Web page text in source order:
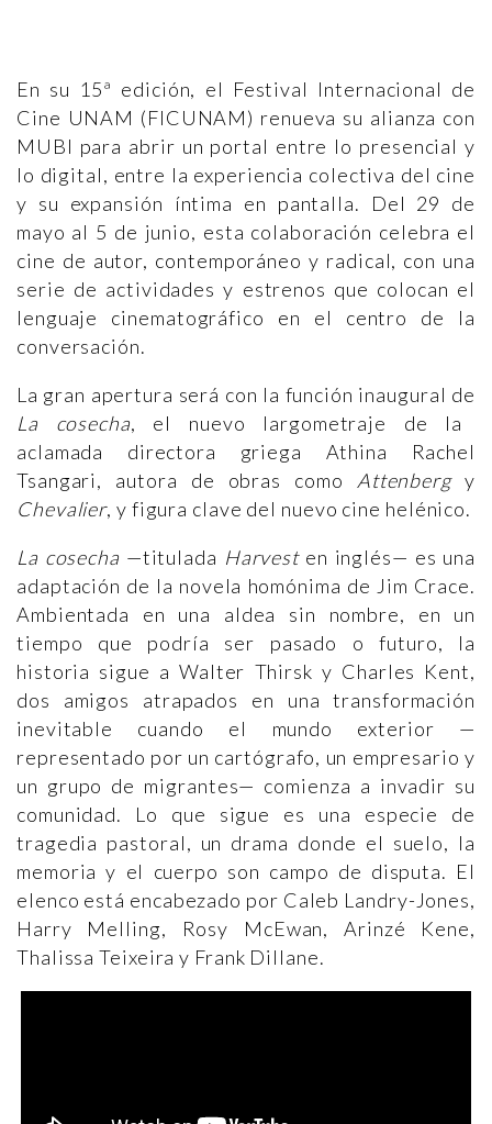
En su 15ª edición, el Festival Internacional de
Cine UNAM (FICUNAM) renueva su alianza con
MUBI para abrir un portal entre lo presencial y
lo digital, entre la experiencia colectiva del cine
y su expansión íntima en pantalla. Del 29 de
mayo al 5 de junio, esta colaboración celebra el
cine de autor, contemporáneo y radical, con una
serie de actividades y estrenos que colocan el
lenguaje cinematográfico en el centro de la
conversación.
La gran apertura será con la función inaugural de
La cosecha, el nuevo largometraje de la
aclamada directora griega Athina Rachel
Tsangari, autora de obras como Attenbergy
Chevalier, y figura clave del nuevo cine helénico.
La cosecha —titulada Harvest en inglés— es una
adaptación de la novela homónima de Jim Crace.
Ambientada en una aldea sin nombre, en un
tiempo que podría ser pasado o futuro, la
historia sigue a Walter Thirsk y Charles Kent,
dos amigos atrapados en una transformación
inevitable cuando el mundo exterior —
representado por un cartógrafo, un empresario y
un grupo de migrantes— comienza a invadir su
comunidad. Lo que sigue es una especie de
tragedia pastoral, un drama donde el suelo, la
memoria y el cuerpo son campo de disputa. El
elenco está encabezado por Caleb Landry-Jones,
Harry Melling, Rosy McEwan, Arinzé Kene,
Thalissa Teixeira y Frank Dillane.